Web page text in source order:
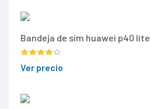
Bandeja de sim huawei p40 lite
Ver precio